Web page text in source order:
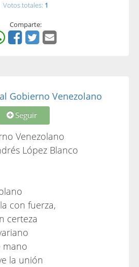
Votos totales: 1
Comparte:
Gobierno Venezolano
Seguir
Venezolano
López Blanco
con fuerza,
certeza
mano
la unión